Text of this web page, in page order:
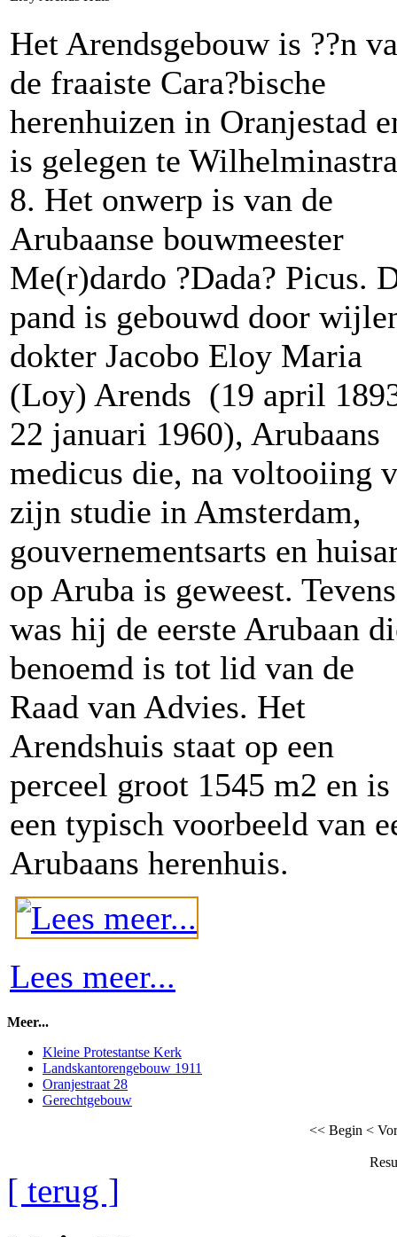
Het Arendsgebouw is ??n
de fraaiste Cara?bische
herenhuizen in Oranjestad
is gelegen te
8. Het onwerp is van de
Arubaanse bouwmeester
Me(r)dardo ?Dada? Picus.
pand is gebouwd door
dokter Jacobo Eloy Maria
(Loy) Arends (19 april
22 januari 1960), Arubaans
medicus die, na voltooiing
zijn studie in Amsterdam,
gouvernementsarts en
op Aruba is geweest. Tevens
was hij de eerste Arubaan
benoemd is tot lid van de
Raad van Advies. Het
Arendshuis staat op een
perceel groot 1545 m2 en is
een typisch voorbeeld van
Arubaans herenhuis.
Lees meer...
Meer...
Kleine Protestantse Kerk
Landskantorengebouw 1911
Oranjestraat 28
Gerechtgebouw
<< Begin <
[ terug ]